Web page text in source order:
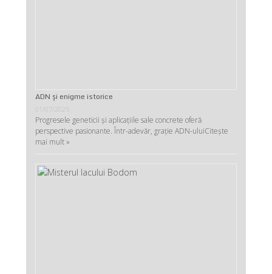
ADN şi enigme istorice
01/07/2025
Progresele geneticii şi aplicaţiile sale concrete oferă
perspective pasionante. Într-adevăr, graţie ADN-uluiCitește
mai mult »